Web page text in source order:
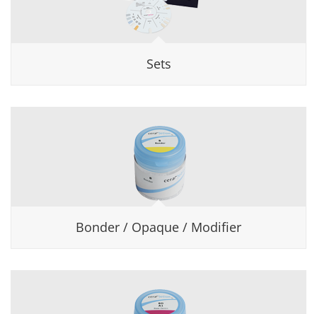
Sets
Bonder / Opaque / Modifier